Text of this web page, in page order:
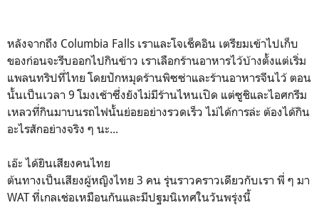
หลังจากถึง Columbia Falls เราและโจเช็คอิน เตรียมเข้าไปเก็บ
ของก่อนจะรีบออกไปกินข้าว เราเลือกร้านอาหารไว้บ้างตั้งแต่เริ่ม
แพลนทริปที่ไทย โดยปักหมุดร้านพิซซ่าและร้านอาหารจีนไว้ ตอน
นั้นเป็นเวลา 9 โมงเช้าซึ่งยังไม่มีร้านไหนเปิด แต่ซูชิและไอศกรีม
เหลวที่กินมาบนรถไฟนั้นย่อยอย่างรวดเร็ว ไม่ได้การล่ะ ต้องได้กิน
อะไรสักอย่างจริง ๆ นะ...
เอ๊ะ ได้ยินเสียงคนไทย
ต้นทางเป็นเสียงผู้หญิงไทย 3 คน รุ่นราวคราวเดียวกับเรา พี่ ๆ มา
WAT ที่เกลเช่อเหมือนกันและมีปฐมนิเทศในวันพรุ่งนี้